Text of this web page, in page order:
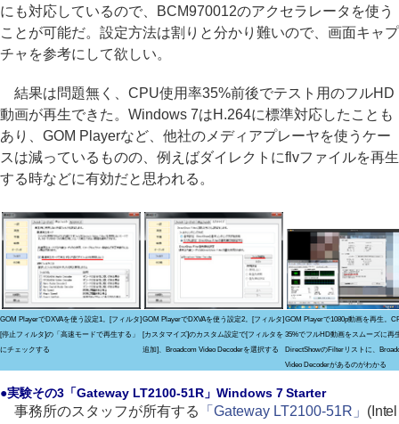
にも対応しているので、BCM970012のアクセラレータを使う
ことが可能だ。設定方法は割りと分かり難いので、画面キャプ
チャを参考にして欲しい。
結果は問題無く、CPU使用率35%前後でテスト用のフルHD
動画が再生できた。Windows 7はH.264に標準対応したことも
あり、GOM Playerなど、他社のメディアプレーヤを使うケー
スは減っているものの、例えばダイレクトにflvファイルを再生
する時などに有効だと思われる。
GOM PlayerでDXVAを使う設定1。[フィルタ]
[停止フィルタ]の「高速モードで再生する」
にチェックする
GOM PlayerでDXVAを使う設定2。[フィルタ]
[カスタマイズ]のカスタム設定で[フィルタを
追加]、Broadcom Video Decoderを選択する
GOM Playerで1080p動画を再生。
35%でフルHD動画をスムーズに再
DirectShowのFilterリストに、
Video Decoderがあるのがわかる
●実験その3「Gateway LT2100-51R」Windows 7 Starter
事務所のスタッフが所有する 「Gateway LT2100-51R」 (Intel